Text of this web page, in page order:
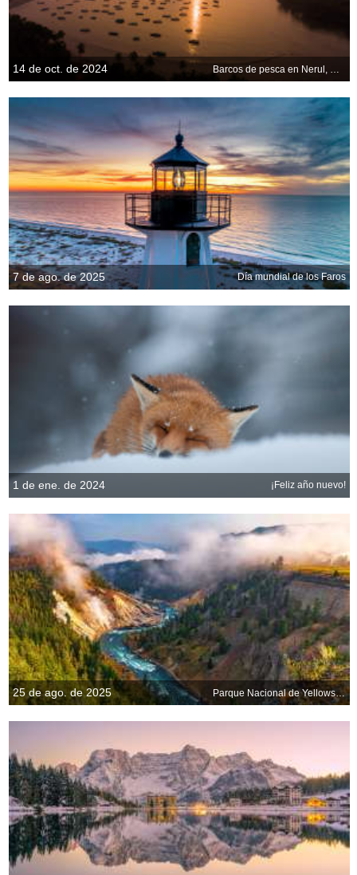
14 de oct. de 2024
7 de ago. de 2025 Día mundial de los Faros
1 de ene. de 2024 ¡Feliz año nuevo!
25 de ago. de 2025 Parque Nacional de Yellowstone, Wyoming, EE. UU.